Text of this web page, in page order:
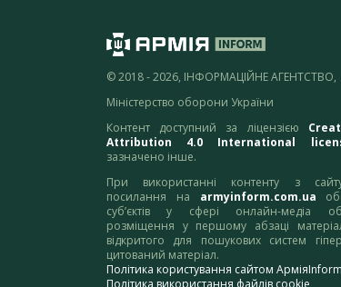
© 2018 - 2026, ІНФОРМАЦІЙНЕ АГЕНТСТВО,
Міністерство оборони України
Контент доступний за ліцензією
Attribution 4.0 International
зазначено інше.
При використанні контенту з
посилання на armyinform.com.ua
суб’єктів у сфері онлайн-медіа
розміщення у першому абзаці
відкритого для пошукових систем
цитований матеріал.
Політика користування сайтом АрміяInform